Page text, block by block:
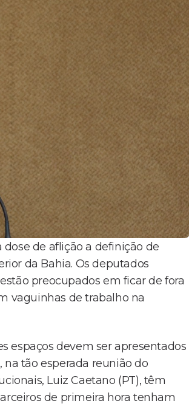
de aflição a definição de
da Bahia. Os deputados
preocupados em ficar de fora
vaguinhas de trabalho na
espaços devem ser apresentados
tão esperada reunião do
Luiz Caetano (PT), têm
de primeira hora tenham